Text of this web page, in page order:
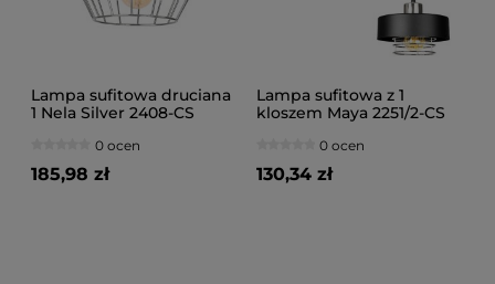
Lampa sufitowa druciana
1 Nela Silver 2408-CS
0 ocen
185,98 zł
Lampa sufitowa z 1
kloszem Maya 2251/2-CS
0 ocen
130,34 zł